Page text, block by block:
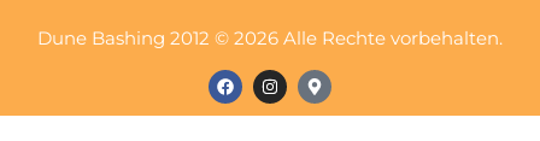
Dune Bashing 2012 © 2026 Alle Rechte vorbehalten.